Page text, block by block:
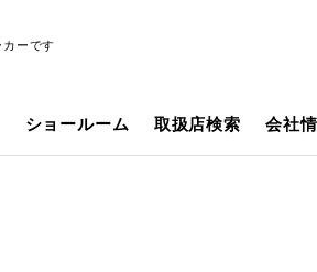
ーです
ショールーム 取扱店検索 会社